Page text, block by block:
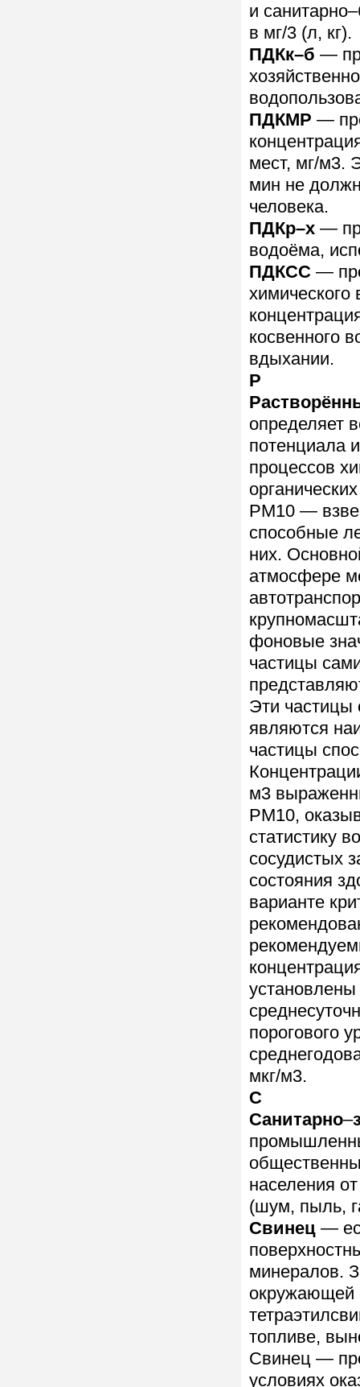
и
в мг/3 (л, кг).
ПДКк–б —
ПДКМР —
мест, мг/м3.
мин не
человека.
ПДКр–х —
водоёма,
ПДКСС —
косвенного
вдыхании.
Р
определяет
потенциала
процессов
РМ10 —
способные
них.
атмосфере
фоновые
частицы
Эти частицы
являются
частицы
м3
РМ10,
статистику
сосудистых
состояния
варианте
порогового
мкг/м3.
С
Санитарно–
населения
(шум, пыль,
Свинец —
минералов.
окружающей
топливе,
Свинец —
условиях